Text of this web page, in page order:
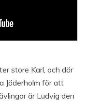
store Karl, och där
Jäderholm för att
är Ludvig den